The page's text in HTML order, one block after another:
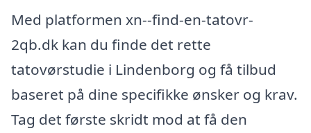
Med platformen xn--find-en-tatovr-
2qb.dk kan du finde det rette
tatovørstudie i Lindenborg og få tilbud
baseret på dine specifikke ønsker og krav.
Tag det første skridt mod at få den